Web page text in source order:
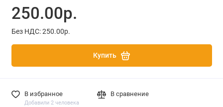
250.00р.
Без НДС: 250.00р.
Купить
В избранное
Добавили 2 человека
В сравнение